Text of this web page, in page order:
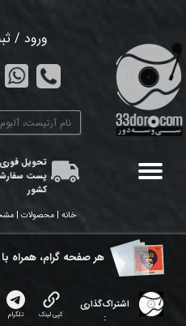
ورود /
تغییر گذر واژه
سفارشات
تحویل فوری
پست
کشور
خانه | محصولات |
هر ​صفحه گرام، همراه
اشتراک‌گذاری
:
کپی لینک تلگرام